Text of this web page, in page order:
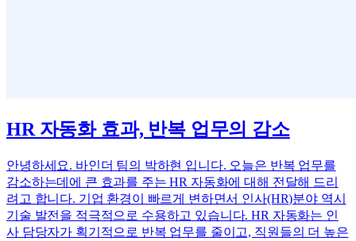
HR 자동화 효과, 반복 업무의 감소
안녕하세요. 바인더 팀의 박하현 입니다. 오늘은 반복 업무를
감소하는데에 큰 효과를 주는 HR 자동화에 대해 전달해 드리
려고 합니다. 기업 환경이 빠르게 변하면서 인사(HR)분야 역시
기술 발전을 적극적으로 수용하고 있습니다. HR 자동화는 인
사 담당자가 획기적으로 반복 업무를 줄이고, 직원들의 더 높은